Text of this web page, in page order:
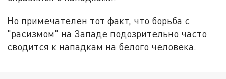
Но примечателен тот факт, что борьба с
"расизмом" на Западе подозрительно часто
сводится к нападкам на белого человека.